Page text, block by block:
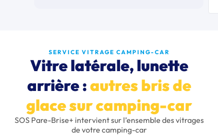
SERVICE VITRAGE CAMPING-CAR
Vitre latérale, lunette
arrière :autres bris de
glace sur camping-car
SOS Pare-Brise+ intervient sur l’ensemble des vitrages
de votre camping-car